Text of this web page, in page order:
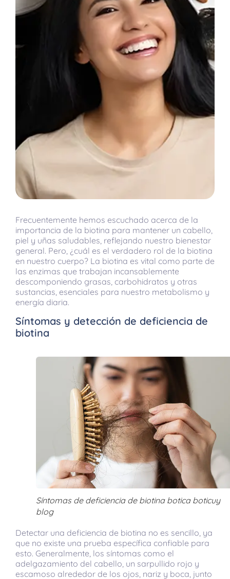
Frecuentemente hemos escuchado acerca de la
importancia de la biotina para mantener un cabello,
piel y uñas saludables, reflejando nuestro bienestar
general. Pero, ¿cuál es el verdadero rol de la biotina
en nuestro cuerpo? La biotina es vital como parte de
las enzimas que trabajan incansablemente
descomponiendo grasas, carbohidratos y otras
sustancias, esenciales para nuestro metabolismo y
energía diaria.
Síntomas y detección de deficiencia de
biotina
Síntomas de deficiencia de biotina botica boticuy
blog
Detectar una deficiencia de biotina no es sencillo, ya
que no existe una prueba específica confiable para
esto. Generalmente, los síntomas como el
adelgazamiento del cabello, un sarpullido rojo y
escamoso alrededor de los ojos, nariz y boca, junto